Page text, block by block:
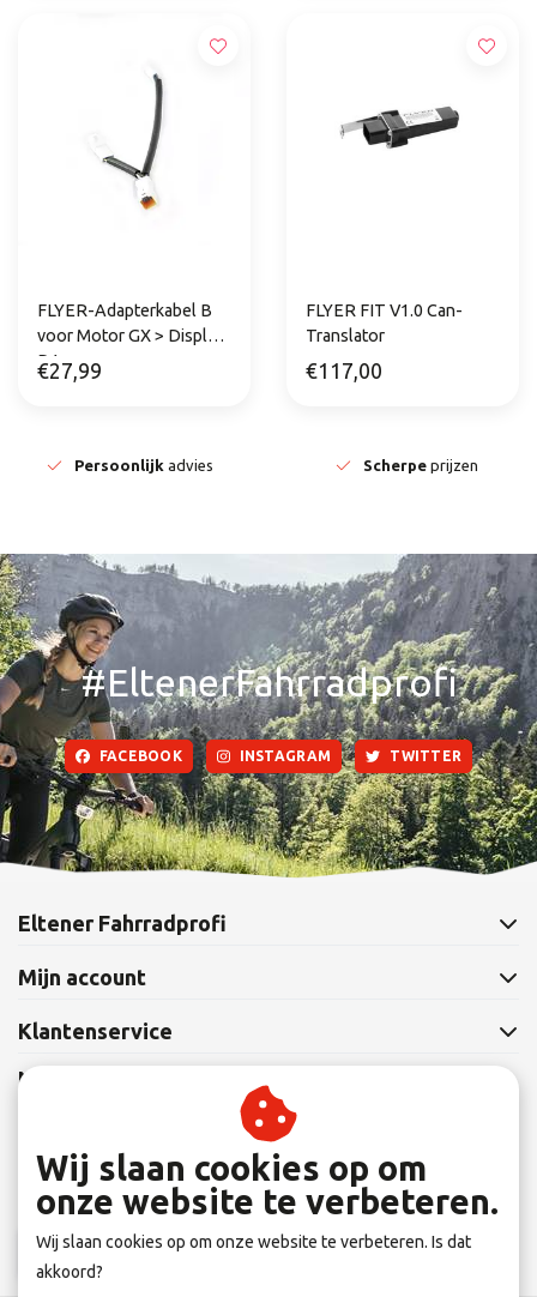
FLYER-Adapterkabel B
voor Motor GX > Display
D1
€27,99
FLYER FIT V1.0 Can-
Translator
€117,00
Persoonlijkadvies Scherpe prijzen
#EltenerFahrradprofi
FACEBOOK INSTAGRAM TWITTER
Eltener Fahrradprofi
Mijn account
Klantenservice
Nieuwsbrief
Abonneer je op onze nieuwsbrief om op de hoogte te blijven.
Abonneer
Wij slaan cookies op om
onze website te verbeteren.
Wij slaan cookies op om onze website te verbeteren. Is dat
akkoord?